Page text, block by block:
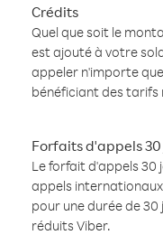
Crédits
Quel que soit le
est ajouté à votre
appeler n'importe
bénéficiant des tarifs
Forfaits d'appels
Le forfait d'appels 30
appels
pour une durée de
réduits Viber.